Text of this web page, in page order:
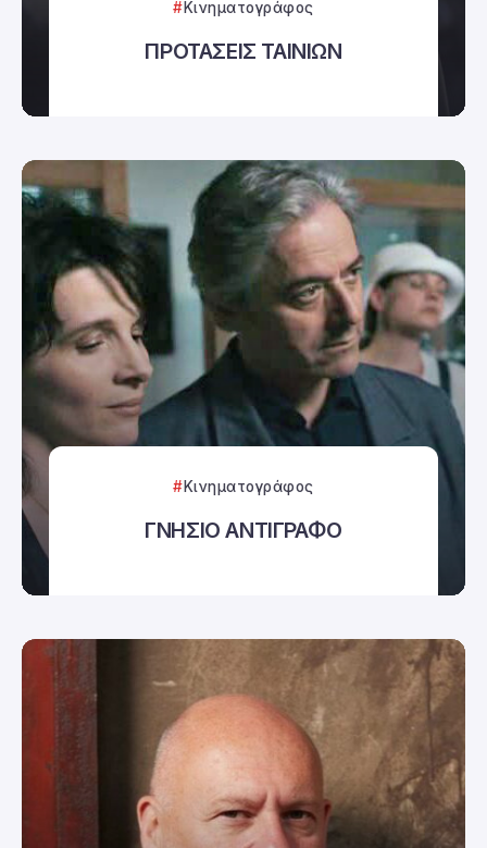
Κινηματογράφος
ΠΡΟΤΑΣΕΙΣ ΤΑΙΝΙΩΝ
Κινηματογράφος
ΓΝΗΣΙΟ ΑΝΤΙΓΡΑΦΟ